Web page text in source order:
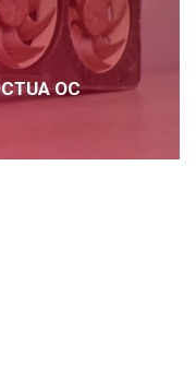
OC